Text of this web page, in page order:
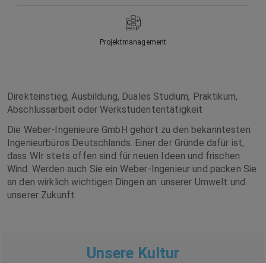
Projektmanagement
Direkteinstieg, Ausbildung, Duales Studium, Praktikum,
Abschlussarbeit oder Werkstudententätigkeit
Die Weber-Ingenieure GmbH gehört zu den bekanntesten
Ingenieurbüros Deutschlands. Einer der Gründe dafür ist,
dass WIr stets offen sind für neuen Ideen und frischen
Wind. Werden auch Sie ein Weber-Ingenieur und packen Sie
an den wirklich wichtigen Dingen an: unserer Umwelt und
unserer Zukunft.
Unsere Kultur